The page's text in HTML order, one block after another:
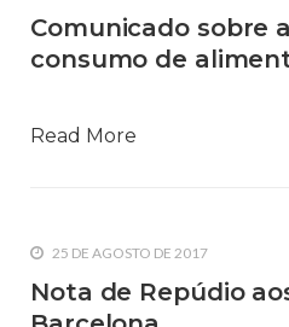
Comunicado sobre
consumo de
Read More
25 DE AGOSTO DE 2017
Nota de Repúdio